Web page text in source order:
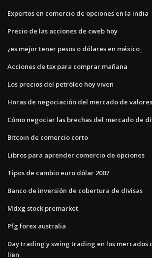
Expertos en comercio de opciones en la india
Precio de las acciones de cweb hoy
¿es mejor tener pesos o dólares en méxico_
Acciones de tsx para comprar mañana
Los precios del petróleo hoy viven
Horas de negociación del mercado de
Cómo negociar las brechas del mercado de
Bitcoin de comercio corto
Libros para aprender comercio de opciones
Tipos de cambio euro dólar 2007
Banco de inversión de cobertura de divisas
Mdxg stock premarket
Pfg forex australia
Day trading y swing trading en los mercados
lien